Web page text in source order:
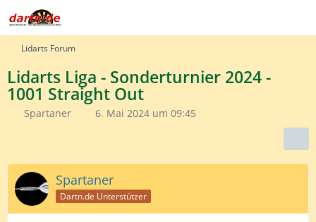
Lidarts Forum
Lidarts Liga - Sonderturnier 2024 -
1001 Straight Out
Spartaner 6. Mai 2024 um 09:45
Spartaner
Dartn.de Unterstützer